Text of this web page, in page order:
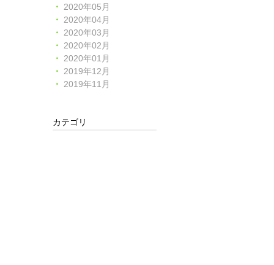
2020年05月
2020年04月
2020年03月
2020年02月
2020年01月
2019年12月
2019年11月
カテゴリ